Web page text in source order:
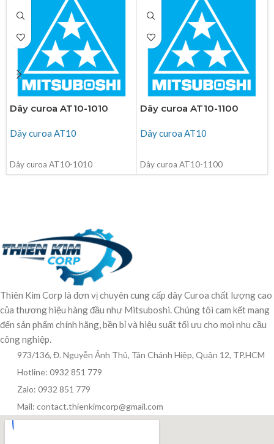
Dây curoa AT10-1010
Dây curoa AT10
Dây curoa AT10-1010
Dây curoa AT10-1100
Dây curoa AT10
Dây curoa AT10-1100
Thiên Kim Corp là đơn vị chuyên cung cấp dây Curoa chất lượng cao
của thương hiệu hàng đầu như Mitsuboshi. Chúng tôi cam kết mang
đến sản phẩm chính hãng, bền bỉ và hiệu suất tối ưu cho mọi nhu cầu
công nghiệp.
973/136, Đ. Nguyễn Ảnh Thủ, Tân Chánh Hiệp, Quận 12, TP.HCM
Hotline: 0932 851 779
Zalo: 0932 851 779
Mail: contact.thienkimcorp@gmail.com